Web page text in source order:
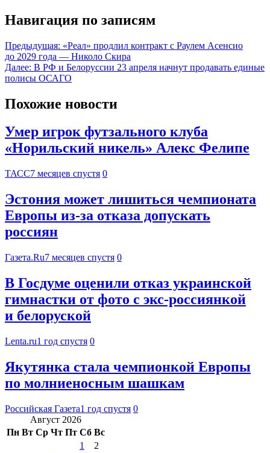
Навигация по записям
Предыдущая: «Реал» продлил контракт с Раулем Асенсио
до 2029 года — Николо Скира
Далее: В РФ и Белоруссии 23 апреля начнут продавать единые
полисы ОСАГО
Похожие новости
Умер игрок футзального клуба
«Норильский никель» Алекс Фелипе
ТАСС7 месяцев спустя 0
Эстония может лишиться чемпионата
Европы из-за отказа допускать
россиян
Газета.Ru7 месяцев спустя 0
В Госдуме оценили отказ украинской
гимнастки от фото с экс-россиянкой
и белоруской
Lenta.ru1 год спустя 0
Якутянка стала чемпионкой Европы
по молниеносным шашкам
Российская Газета1 год спустя 0
Август 2026
Пн Вт Ср Чт Пт Сб Вс
1
2